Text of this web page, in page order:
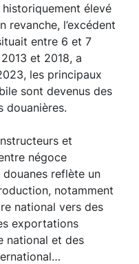
élevé
revanche, l’excédent
entre 6 et 7
et 2018, a
les principaux
sont devenus des
douanières.
et
négoce
reflète un
notamment
national vers des
exportations
national et des